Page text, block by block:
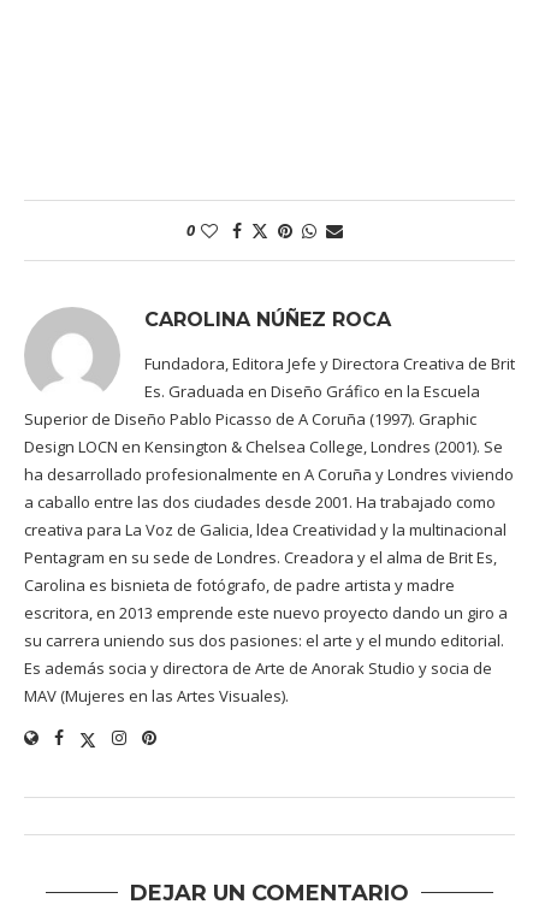
0
CAROLINA NÚÑEZ ROCA
Fundadora, Editora Jefe y Directora Creativa de Brit
Es. Graduada en Diseño Gráfico en la Escuela
Superior de Diseño Pablo Picasso de A Coruña (1997). Graphic
Design LOCN en Kensington & Chelsea College, Londres (2001). Se
ha desarrollado profesionalmente en A Coruña y Londres viviendo
a caballo entre las dos ciudades desde 2001. Ha trabajado como
creativa para La Voz de Galicia, ldea Creatividad y la multinacional
Pentagram en su sede de Londres. Creadora y el alma de Brit Es,
Carolina es bisnieta de fotógrafo, de padre artista y madre
escritora, en 2013 emprende este nuevo proyecto dando un giro a
su carrera uniendo sus dos pasiones: el arte y el mundo editorial.
Es además socia y directora de Arte de Anorak Studio y socia de
MAV (Mujeres en las Artes Visuales).
DEJAR UN COMENTARIO